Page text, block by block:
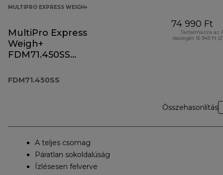
MULTIPRO EXPRESS WEIGH+
MultiPro Express
Weigh+
FDM71.450SS
FDM71.450SS
74 990 Ft
Tartalmazza az
összegét 15 943 Ft
Összehasonlítás
A teljes csomag
Páratlan sokoldalúság
Ízlésesen felverve